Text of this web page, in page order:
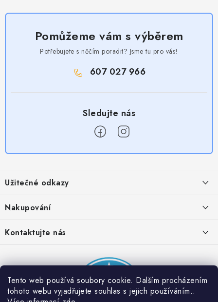
Tento web používá soubory cookie. Dalším procházením
tohoto webu vyjadřujete souhlas s jejich používáním..
Pomůžeme vám s výběrem
Potřebujete s něčím poradit? Jsme tu pro vás!
607 027 966
p
a
Užitečné odkazy
Obchodní podmínky
Provizní systém
Partner stránek: Super plecháček
Nakupování
Časté otázky
Podmínky akce 2 + 1 zdarma
Kontaktujte nás